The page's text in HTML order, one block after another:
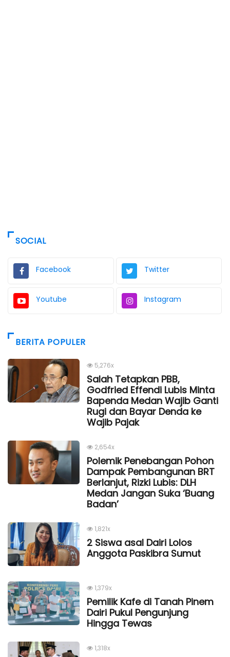
SOCIAL
Facebook Twitter
Youtube Instagram
BERITA POPULER
5,276x
Salah Tetapkan PBB,
Godfried Effendi Lubis Minta
Bapenda Medan Wajib Ganti
Rugi dan Bayar Denda ke
Wajib Pajak
2,654x
Polemik Penebangan Pohon
Dampak Pembangunan BRT
Berlanjut, Rizki Lubis: DLH
Medan Jangan Suka ‘Buang
Badan’
1,821x
2 Siswa asal Dairi Lolos
Anggota Paskibra Sumut
1,379x
Pemilik Kafe di Tanah Pinem
Dairi Pukul Pengunjung
Hingga Tewas
1,318x